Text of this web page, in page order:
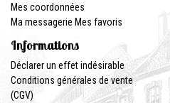
Mes coordonnées
Ma messagerie Mes favoris
Informations
Déclarer un effet indésirable
Conditions générales de vente
(CGV)